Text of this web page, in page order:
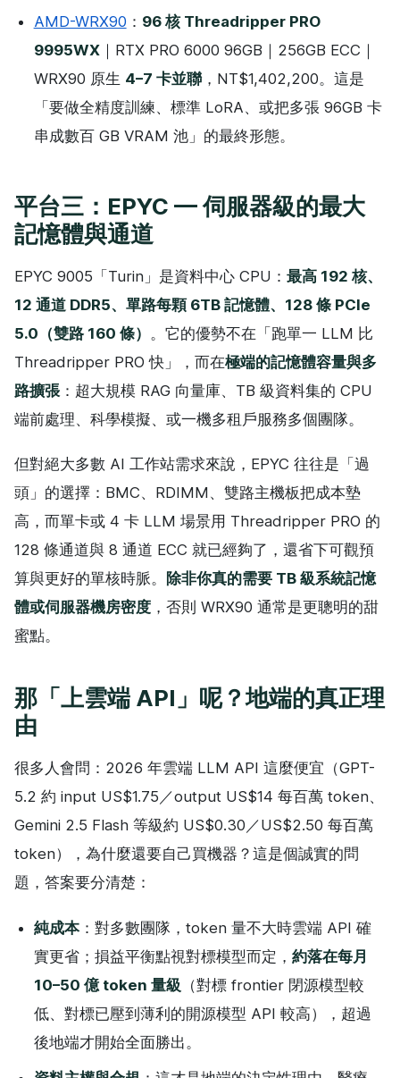
AMD-WRX90 ： 96 核 Threadripper PRO
9995WX｜RTX PRO 6000 96GB｜256GB ECC｜
WRX90 原生 4–7 卡並聯，NT$1,402,200。這是
「要做全精度訓練、標準 LoRA、或把多張 96GB 卡
串成數百 GB VRAM 池」的最終形態。
平台三：EPYC — 伺服器級的最大
記憶體與通道
EPYC 9005「Turin」是資料中心 CPU： 最高 192 核、
12 通道 DDR5、單路每顆 6TB 記憶體、128 條 PCIe
5.0（雙路 160 條） 。它的優勢不在「跑單一 LLM 比
Threadripper PRO 快」，而在極端的記憶體容量與多
路擴張 ：超大規模 RAG 向量庫、TB 級資料集的 CPU
端前處理、科學模擬、或一機多租戶服務多個團隊。
但對絕大多數 AI 工作站需求來說，EPYC 往往是「過
頭」的選擇：BMC、RDIMM、雙路主機板把成本墊
高，而單卡或 4 卡 LLM 場景用 Threadripper PRO 的
128 條通道與 8 通道 ECC 就已經夠了，還省下可觀預
算與更好的單核時脈。 除非你真的需要 TB 級系統記憶
體或伺服器機房密度 ，否則 WRX90 通常是更聰明的甜
蜜點。
那「上雲端 API」呢？地端的真正理
由
很多人會問：2026 年雲端 LLM API 這麼便宜（GPT-
5.2 約 input US$1.75／output US$14 每百萬 token、
Gemini 2.5 Flash 等級約 US$0.30／US$2.50 每百萬
token），為什麼還要自己買機器？這是個誠實的問
題，答案要分清楚：
純成本：對多數團隊，token 量不大時雲端 API 確
實更省；損益平衡點視對標模型而定， 約落在每月
10–50 億 token 量級 （對標 frontier 閉源模型較
低、對標已壓到薄利的開源模型 API 較高），超過
後地端才開始全面勝出。